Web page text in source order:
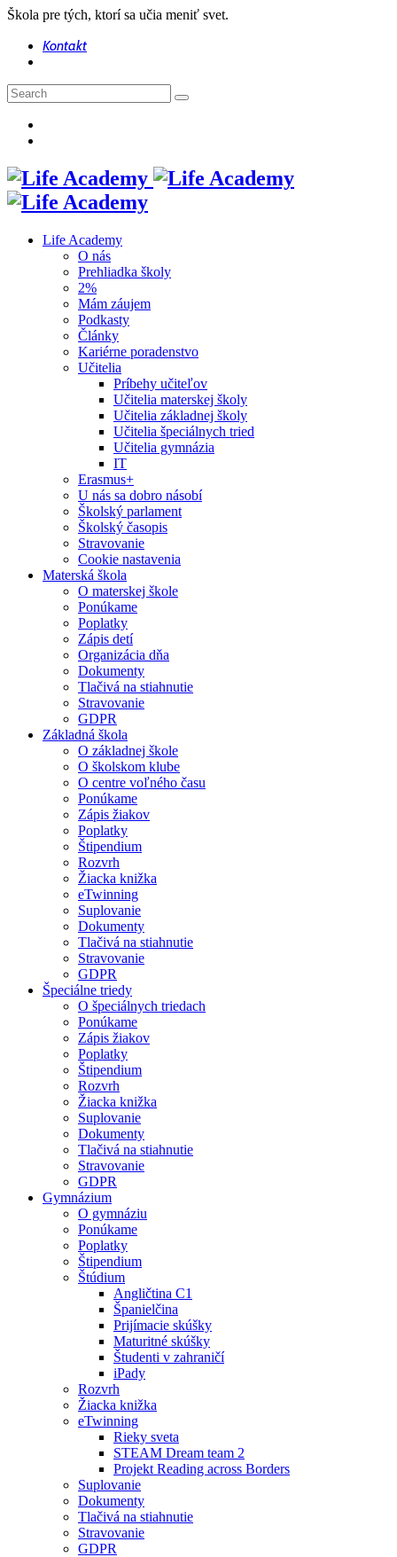
Škola pre tých, ktorí sa učia meniť svet.
Kontakt
Life Academy
O nás
Prehliadka školy
2%
Mám záujem
Podkasty
Články
Kariérne poradenstvo
Učitelia
Príbehy učiteľov
Učitelia materskej školy
Učitelia základnej školy
Učitelia špeciálnych tried
Učitelia gymnázia
IT
Erasmus+
U nás sa dobro násobí
Školský parlament
Školský časopis
Stravovanie
Cookie nastavenia
Materská škola
O materskej škole
Ponúkame
Poplatky
Zápis detí
Organizácia dňa
Dokumenty
Tlačivá na stiahnutie
Stravovanie
GDPR
Základná škola
O základnej škole
O školskom klube
O centre voľného času
Ponúkame
Zápis žiakov
Poplatky
Štipendium
Rozvrh
Žiacka knižka
eTwinning
Suplovanie
Dokumenty
Tlačivá na stiahnutie
Stravovanie
GDPR
Špeciálne triedy
O špeciálnych triedach
Ponúkame
Zápis žiakov
Poplatky
Štipendium
Rozvrh
Žiacka knižka
Suplovanie
Dokumenty
Tlačivá na stiahnutie
Stravovanie
GDPR
Gymnázium
O gymnáziu
Ponúkame
Poplatky
Štipendium
Štúdium
Angličtina C1
Španielčina
Prijímacie skúšky
Maturitné skúšky
Študenti v zahraničí
iPady
Rozvrh
Žiacka knižka
eTwinning
Rieky sveta
STEAM Dream team 2
Projekt Reading across Borders
Suplovanie
Dokumenty
Tlačivá na stiahnutie
Stravovanie
GDPR